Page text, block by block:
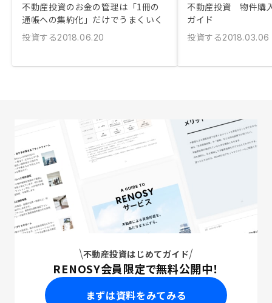
不動産投資のお金の管理は「1冊の
通帳への集約化」だけでうまくいく
投資する2018.06.20
不動産投資 物件購
ガイド
投資する2018.03.06
不動産投資はじめてガイド
RENOSY会員限定で無料公開中！
まずは資料をみてみる